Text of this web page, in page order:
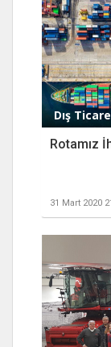
Dış
Rotamız
31 Mart 2020